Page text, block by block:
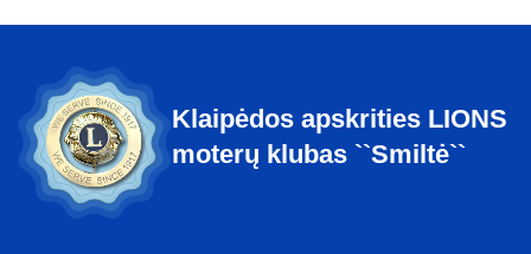
Klaipėdos apskrities LIONS
moterų klubas ``Smiltė``